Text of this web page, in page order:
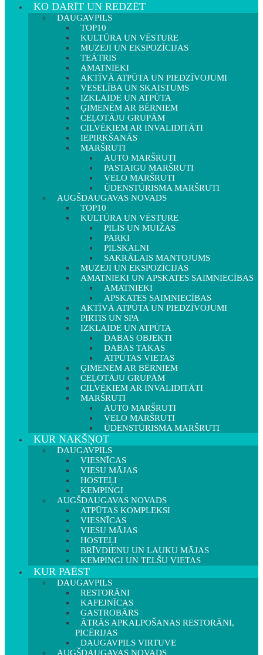
KO DARĪT UN REDZĒT
DAUGAVPILS
TOP10
KULTŪRA UN VĒSTURE
MUZEJI UN EKSPOZĪCIJAS
TEĀTRIS
AMATNIEKI
AKTĪVĀ ATPŪTA UN PIEDZĪVOJUMI
VESELĪBA UN SKAISTUMS
IZKLAIDE UN ATPŪTA
ĢIMENĒM AR BĒRNIEM
CEĻOTĀJU GRUPĀM
CILVĒKIEM AR INVALIDITĀTI
IEPIRKŠANĀS
MARŠRUTI
AUTO MARŠRUTI
PASTAIGU MARŠRUTI
VELO MARŠRUTI
ŪDENSTŪRISMA MARŠRUTI
AUGŠDAUGAVAS NOVADS
TOP10
KULTŪRA UN VĒSTURE
PILIS UN MUIŽAS
PARKI
PILSKALNI
SAKRĀLAIS MANTOJUMS
MUZEJI UN EKSPOZĪCIJAS
AMATNIEKI UN APSKATES SAIMNIECĪBAS
AMATNIEKI
APSKATES SAIMNIECĪBAS
AKTĪVĀ ATPŪTA UN PIEDZĪVOJUMI
PIRTIS UN SPA
IZKLAIDE UN ATPŪTA
DABAS OBJEKTI
DABAS TAKAS
ATPŪTAS VIETAS
ĢIMENĒM AR BĒRNIEM
CEĻOTĀJU GRUPĀM
CILVĒKIEM AR INVALIDITĀTI
MARŠRUTI
AUTO MARŠRUTI
VELO MARŠRUTI
ŪDENSTŪRISMA MARŠRUTI
KUR NAKŠŅOT
DAUGAVPILS
VIESNĪCAS
VIESU MĀJAS
HOSTEĻI
KEMPINGI
AUGŠDAUGAVAS NOVADS
ATPŪTAS KOMPLEKSI
VIESNĪCAS
VIESU MĀJAS
HOSTEĻI
BRĪVDIENU UN LAUKU MĀJAS
KEMPINGI UN TELŠU VIETAS
KUR PAĒST
DAUGAVPILS
RESTORĀNI
KAFEJNĪCAS
GASTROBĀRS
ĀTRĀS APKALPOŠANAS RESTORĀNI,
PICĒRIJAS
DAUGAVPILS VIRTUVE
AUGŠDAUGAVAS NOVADS